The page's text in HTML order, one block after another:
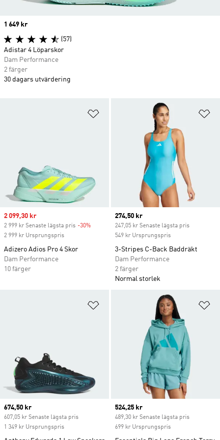
Lägg till på önskelistan
Sale price
2 099,30 kr
2 999 kr Senaste lägsta pris -30%
2 999 kr Ursprungspris
Adizero Adios Pro 4 Skor
Dam Performance
10 färger
Current price
274,50 kr
247,05 kr Senaste lägsta pris
549 kr Ursprungspris
3-Stripes C-Back Baddräkt
Dam Performance
2 färger
Normal storlek
Lägg till på önskelistan
Current price
674,50 kr
607,05 kr Senaste lägsta pris
1 349 kr Ursprungspris
Current price
524,25 kr
489,30 kr Senaste lägsta pris
699 kr Ursprungspris
Price
1 649 kr
(57)
Adistar 4 Löparskor
Dam Performance
2 färger
30 dagars utvärdering